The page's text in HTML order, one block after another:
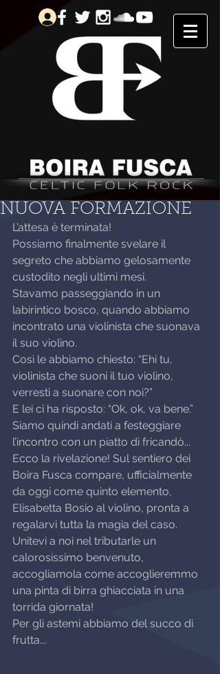
NUOVA FORMAZIONE
L’attesa è terminata!
Possiamo finalmente svelare il
segreto che abbiamo gelosamente
custodito negli ultimi mesi.
Stavamo passeggiando in un
labirintico bosco, quando abbiamo
incontrato una violinista che suonava
il suo violino.
Così le abbiamo chiesto: “Ehi tu,
violinista che suoni il tuo violino,
verresti a suonare con noi?”
E lei ci ha risposto: “Ok, ok, va bene.”
Siamo quindi andati a festeggiare
l’incontro con un piatto di fricandò...
Ecco la rivelazione! Sul sentiero dei
Boira Fusca compare, ufficialmente
da oggi come quinto elemento,
Elisabetta Bosio al violino, pronta a
regalarvi tutta la magia del caso.
Unitevi a noi nel tributarle un
calorosissimo benvenuto,
accogliamola come accoglieremmo
una pinta di birra ghiacciata in una
torrida giornata!
Per gli astemi abbiamo del succo di
frutta...